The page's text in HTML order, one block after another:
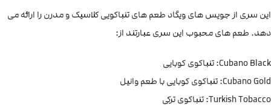
این سری از جویس های ویگاد طعم های تنباکویی کلاسیک و مدرن را ارائه می
دهد. طعم های محبوب این سری عبارتند از:
Cubano Black: تنباکوی کوبایی
Cubano Gold: تنباکوی کوبایی با طعم وانیل
Turkish Tobacco: تنباکوی ترکی